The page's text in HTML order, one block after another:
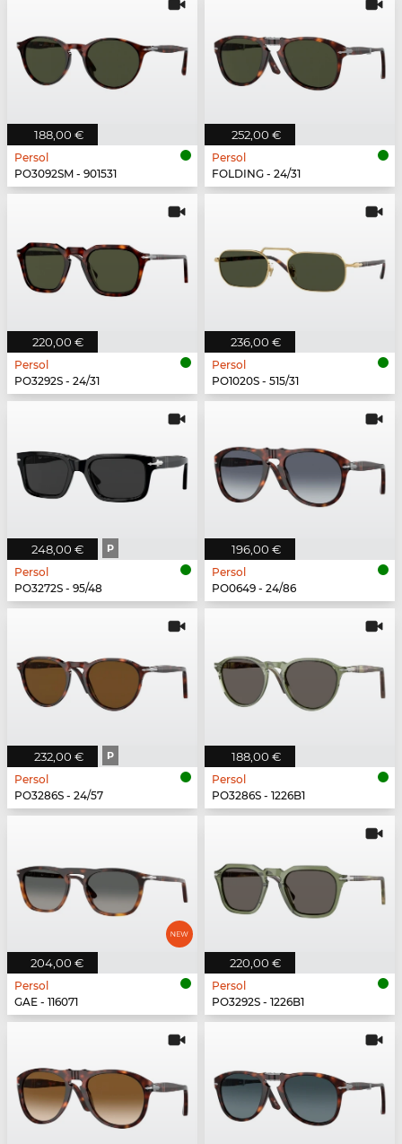
188,00 €
Persol
PO3092SM - 901531
252,00 €
Persol
FOLDING - 24/31
220,00 €
Persol
PO3292S - 24/31
236,00 €
Persol
PO1020S - 515/31
248,00 € P
Persol
PO3272S - 95/48
196,00 €
Persol
PO0649 - 24/86
232,00 € P
Persol
PO3286S - 24/57
188,00 €
Persol
PO3286S - 1226B1
204,00 €
Persol
GAE - 116071
220,00 €
Persol
PO3292S - 1226B1